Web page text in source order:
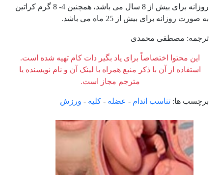
روزانه برای بیش از 8 سال می باشد، همچنین 4- 8 گرم کراتین
به صورت روزانه برای بیش از 25 ماه می باشد.
ترجمه: مصطفی محمدی
این محتوا اختصاصاً برای یاد بگیر دات کام تهیه شده است.
استفاده از آن با ذکر منبع همراه با لینک آن و نام نویسنده یا
مترجم مجاز است.
برچسب ها: تناسب اندام - عضله - کلیه - ورزش